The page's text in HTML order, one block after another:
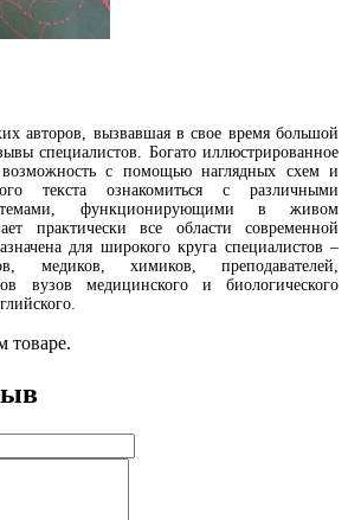
авторов, вызвавшая в свое время большой
специалистов. Богато иллюстрированное
возможность с помощью наглядных схем и
текста ознакомиться с различными
функционирующими в живом
практически все области современной
для широкого круга специалистов –
медиков, химиков, преподавателей,
вузов медицинского и биологического
товаре.